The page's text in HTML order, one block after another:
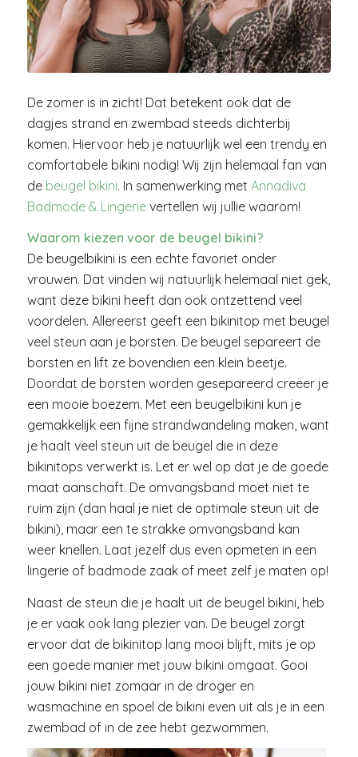
De zomer is in zicht! Dat betekent ook dat de
dagjes strand en zwembad steeds dichterbij
komen. Hiervoor heb je natuurlijk wel een trendy en
comfortabele bikini nodig! Wij zijn helemaal fan van
de beugel bikini. In samenwerking met Annadiva
Badmode & Lingerievertellen wij jullie waarom!
Waarom kiezen voor de beugel bikini?
De beugelbikini is een echte favoriet onder
vrouwen. Dat vinden wij natuurlijk helemaal niet gek,
want deze bikini heeft dan ook ontzettend veel
voordelen. Allereerst geeft een bikinitop met beugel
veel steun aan je borsten. De beugel separeert de
borsten en lift ze bovendien een klein beetje.
Doordat de borsten worden gesepareerd creëer je
een mooie boezem. Met een beugelbikini kun je
gemakkelijk een fijne strandwandeling maken, want
je haalt veel steun uit de beugel die in deze
bikinitops verwerkt is. Let er wel op dat je de goede
maat aanschaft. De omvangsband moet niet te
ruim zijn (dan haal je niet de optimale steun uit de
bikini), maar een te strakke omvangsband kan
weer knellen. Laat jezelf dus even opmeten in een
lingerie of badmode zaak of meet zelf je maten op!
Naast de steun die je haalt uit de beugel bikini, heb
je er vaak ook lang plezier van. De beugel zorgt
ervoor dat de bikinitop lang mooi blijft, mits je op
een goede manier met jouw bikini omgaat. Gooi
jouw bikini niet zomaar in de droger en
wasmachine en spoel de bikini even uit als je in een
zwembad of in de zee hebt gezwommen.